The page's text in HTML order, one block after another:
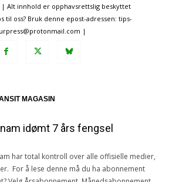
| Alt innhold er opphavsrettslig beskyttet
til oss? Bruk denne epost-adressen: tips-
|
MAGASIN
idømt 7 års fengsel
har total kontroll over alle offisielle medier,
For å lese denne må du ha abonnement